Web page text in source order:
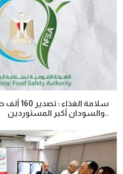
سلامة
..والسودان أكبر المستوردين